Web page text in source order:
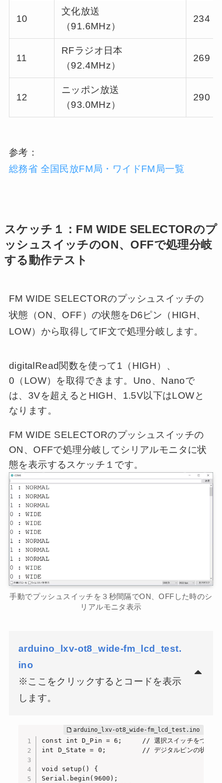
10
文化放送
（91.6MHz）
234
11
RFラジオ日本
（92.4MHz）
269
12
ニッポン放送
（93.0MHz）
290
参考：
総務省 全国民放FM局・ワイドFM局一覧
スケッチ１：FM WIDE SELECTORのプ
ッシュスイッチのON、OFFで処理分岐
する動作テスト
FM WIDE SELECTORのプッシュスイッチの
状態（ON、OFF）の状態をD6ピン（HIGH、
LOW）から取得してIF文で処理分岐します。
digitalRead関数を使って1（HIGH）、
0（LOW）を取得できます。Uno、Nanoで
は、3Vを超えるとHIGH、1.5V以下はLOWと
なります。
FM WIDE SELECTORのプッシュスイッチの
ON、OFFで処理分岐してシリアルモニタに状
態を表示するスケッチ１です。
手動でプッシュスイッチを３秒間隔でON、OFFした時のシ
リアルモニタ表示
arduino_lxv-ot8_wide-fm_lcd_test.
ino
※ここをクリックするとコードを表示
します。
const int D_Pin = 6;     // 選択スイッチをつなぐデ
int D_State = 0;         // デジタルピンの状態値の
void setup() {
Serial.begin(9600);